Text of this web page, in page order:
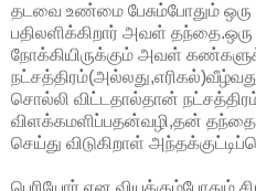
தடவை உண்மை பேசும்போதும் ஒரு
பதிலளிக்கிறார் அவள் தந்தை.ஒரு
நோக்கியிருக்கும் அவள்
நட்சத்திரம்(அல்லது,எரிகல்)
சொல்லி விட்டதால்தான்
விளக்கமளிப்பதன்வழி,தன்
செய்து விடுகிறாள்